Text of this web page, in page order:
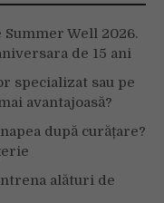
Well 2026.
de 15 ani
specializat sau pe
avantajoasă?
după curățare?
alături de